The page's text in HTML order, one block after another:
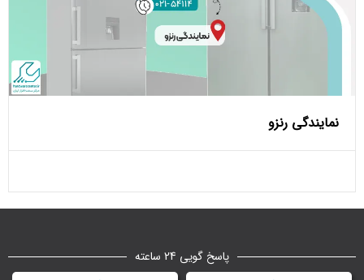
نمایندگی رنزو
پاسخ گویی 24 ساعته